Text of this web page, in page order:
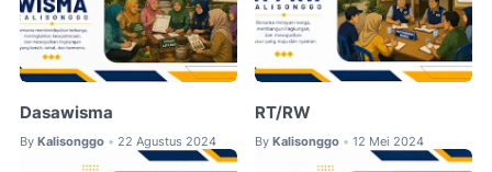
Dasawisma
By Kalisonggo • 22 Agustus 2024
RT/RW
By Kalisonggo • 12 Mei 2024